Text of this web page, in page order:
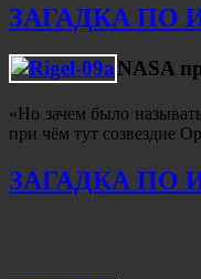
ЗАГАДКА ПО
NASA
«Но зачем было
при чём тут созвездие
ЗАГАДКА ПО